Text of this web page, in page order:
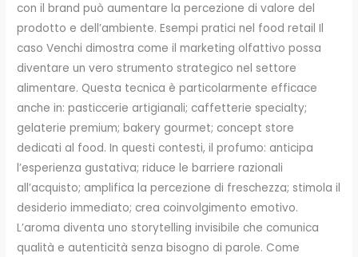
con il brand può aumentare la percezione di valore del
prodotto e dell’ambiente. Esempi pratici nel food retail Il
caso Venchi dimostra come il marketing olfattivo possa
diventare un vero strumento strategico nel settore
alimentare. Questa tecnica è particolarmente efficace
anche in: pasticcerie artigianali; caffetterie specialty;
gelaterie premium; bakery gourmet; concept store
dedicati al food. In questi contesti, il profumo: anticipa
l’esperienza gustativa; riduce le barriere razionali
all’acquisto; amplifica la percezione di freschezza; stimola il
desiderio immediato; crea coinvolgimento emotivo.
L’aroma diventa uno storytelling invisibile che comunica
qualità e autenticità senza bisogno di parole. Come